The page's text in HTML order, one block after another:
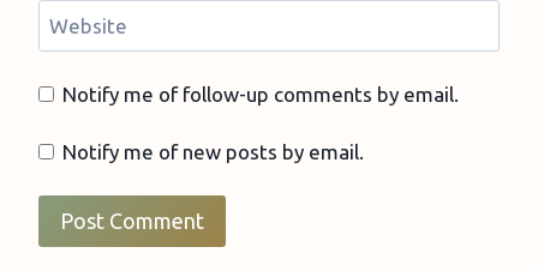
Website
Notify me of follow-up comments by email.
Notify me of new posts by email.